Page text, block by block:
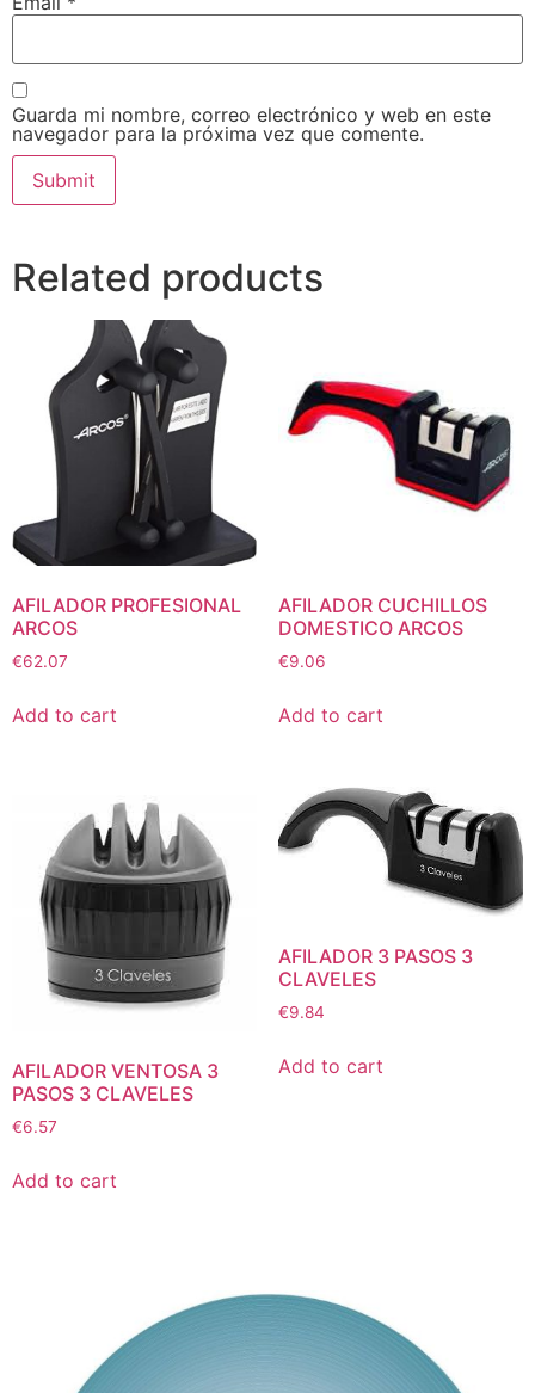
Guarda mi nombre, correo electrónico y web en este
navegador para la próxima vez que comente.
Related products
AFILADOR PROFESIONAL
ARCOS
€62.07
Add to cart
AFILADOR CUCHILLOS
DOMESTICO ARCOS
€9.06
Add to cart
AFILADOR VENTOSA 3
PASOS 3 CLAVELES
€6.57
Add to cart
AFILADOR 3 PASOS 3
CLAVELES
€9.84
Add to cart